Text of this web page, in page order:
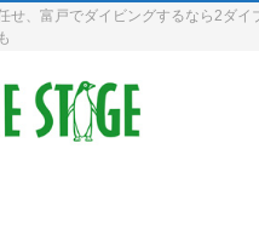
せ、富戸でダイビングするなら2ダ